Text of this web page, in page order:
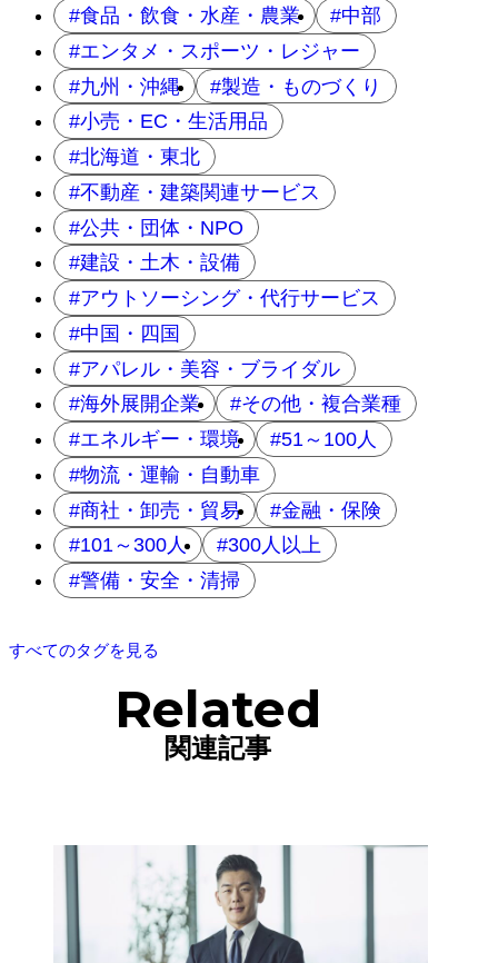
食品・飲食・水産・農業
中部
エンタメ・スポーツ・レジャー
九州・沖縄
製造・ものづくり
小売・EC・生活用品
北海道・東北
不動産・建築関連サービス
公共・団体・NPO
建設・土木・設備
アウトソーシング・代行サービス
中国・四国
アパレル・美容・ブライダル
海外展開企業
その他・複合業種
エネルギー・環境
51～100人
物流・運輸・自動車
商社・卸売・貿易
金融・保険
101～300人
300人以上
警備・安全・清掃
すべてのタグを見る
Related
関連記事